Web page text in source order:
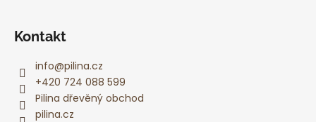
Kontakt
info@pilina.cz
+420 724 088 599
Pilina dřevěný obchod
pilina.cz